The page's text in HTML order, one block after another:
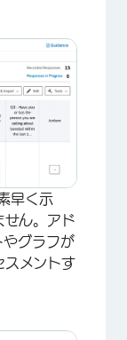
早く示
せん。アド
やグラフが
スメントす